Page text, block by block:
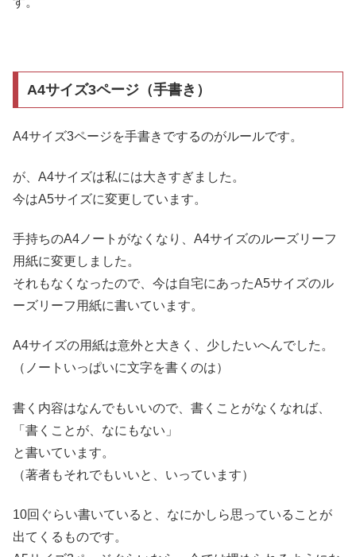
A4サイズ3ページ（手書き）
A4サイズ3ページを手書きでするのがルールです。
が、A4サイズは私には大きすぎました。
今はA5サイズに変更しています。
手持ちのA4ノートがなくなり、A4サイズのルーズリーフ
用紙に変更しました。
それもなくなったので、今は自宅にあったA5サイズのル
ーズリーフ用紙に書いています。
A4サイズの用紙は意外と大きく、少したいへんでした。
（ノートいっぱいに文字を書くのは）
書く内容はなんでもいいので、書くことがなくなれば、
「書くことが、なにもない」
と書いています。
（著者もそれでもいいと、いっています）
10回ぐらい書いていると、なにかしら思っていることが
出てくるものです。